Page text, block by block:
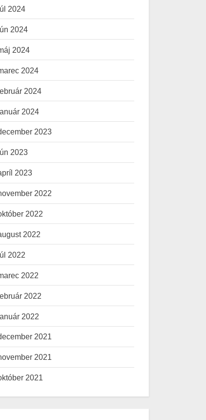
2024
2024
2024
2024
2024
2024
2023
2023
2023
2022
2022
2022
2022
2022
2022
2022
2021
2021
2021